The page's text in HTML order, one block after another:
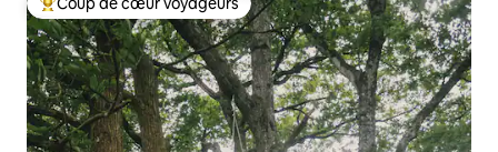
Coups de cœur voyageurs les plus appréciés